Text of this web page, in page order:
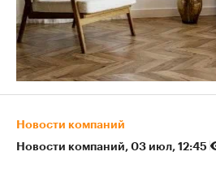
Новости компаний
Новости компаний⁠, 03 июл, 12:45